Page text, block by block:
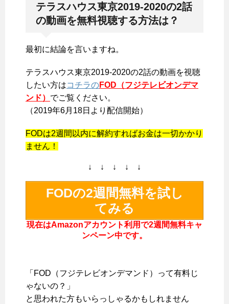
テラスハウス東京2019-2020の2話
の動画を無料視聴する方法は？
最初に結論を言いますね。
テラスハウス東京2019-2020の2話の動画を視聴
したい方はコチラのFOD（フジテレビオンデマ
ンド） でご覧ください。
（2019年6月18日より配信開始）
FODは2週間以内に解約すればお金は一切かかり
ません！
↓ ↓ ↓ ↓ ↓
FODの2週間無料を試し
てみる
現在はAmazonアカウント利用で2週間無料キャ
ンペーン中です。
「FOD（フジテレビオンデマンド）って有料じ
ゃないの？」
と思われた方もいらっしゃるかもしれません